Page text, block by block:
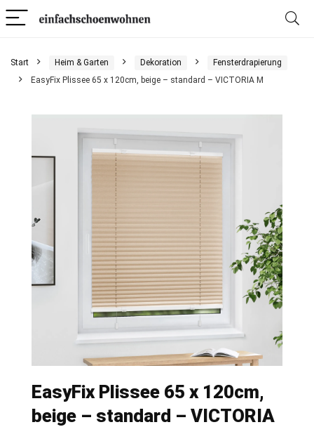
Start Heim & Garten Dekoration
Fensterdrapierung
EasyFix Plissee 65 x 120cm, beige – standard – VICTORIA M
EasyFix Plissee 65 x 120cm,
beige – standard – VICTORIA